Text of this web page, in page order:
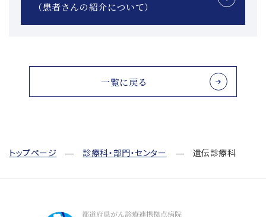
（患者さんの紹介について）
一覧に戻る
トップページ 診療科・部門・センター 遺伝診療科